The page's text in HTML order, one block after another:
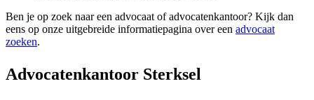
Ben je op zoek naar een advocaat of advocatenkantoor? Kijk dan
eens op onze uitgebreide informatiepagina over een advocaat
zoeken.
Advocatenkantoor Sterksel